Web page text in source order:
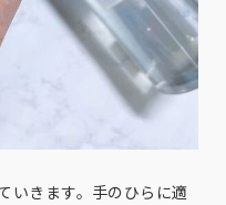
いきます。手のひらに適